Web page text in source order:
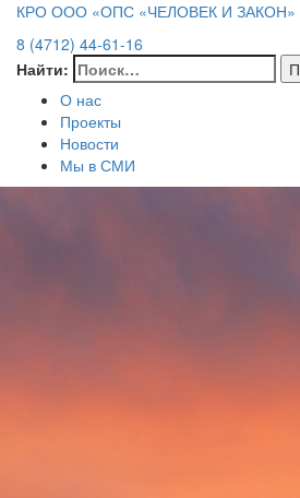
КРО ООО «ОПС «ЧЕЛОВЕК И ЗАКОН»
8 (4712) 44-61-16
Найти:
О нас
Проекты
Новости
Мы в СМИ